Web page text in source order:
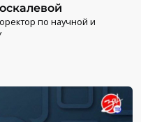
по научной и